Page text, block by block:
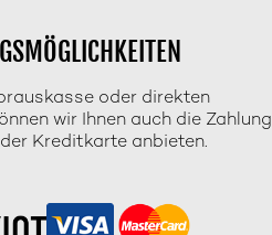
oder direkten
wir Ihnen auch die Zahlung
Kreditkarte anbieten.